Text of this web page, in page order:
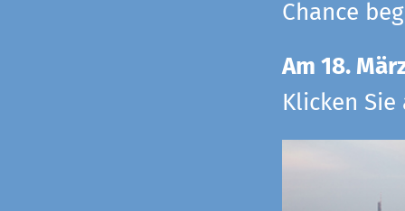
Chance
Am 18.
Klicken